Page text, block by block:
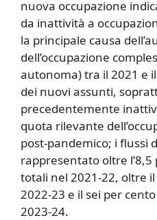
nuova occupazione
da inattività a
la principale causa
dell’occupazione
autonoma) tra il 2021 e
dei nuovi assunti,
precedentemente
quota rilevante
post-pandemico; i flussi
rappresentato oltre
totali nel 2021-22, oltre
2022-23 e il sei per
2023-24.